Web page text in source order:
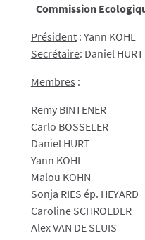
Commission
Président: Yann KOHL
Secrétaire: Daniel HURT
Membres :
Remy BINTENER
Carlo BOSSELER
Daniel HURT
Yann KOHL
Malou KOHN
Sonja RIES ép. HEYARD
Caroline SCHROEDER
Alex VAN DE SLUIS